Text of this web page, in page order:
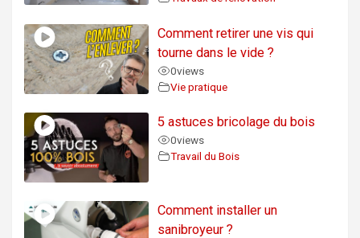
Comment retirer une vis qui
tourne dans le vide ?
0views
Vie pratique
5 astuces bricolage du bois
0views
Travail du Bois
Comment installer un
sanibroyeur ?